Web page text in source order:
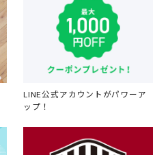
LINE公式アカウントがパワーア
ップ！